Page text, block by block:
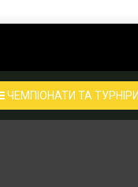
ЧЕМПІОНАТИ ТА ТУРНІРИ